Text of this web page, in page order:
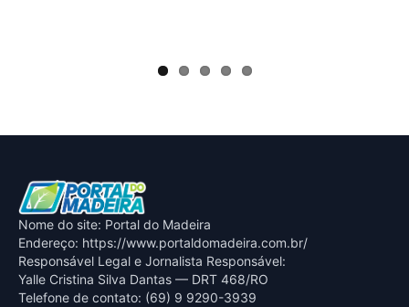
Nome do site: Portal do Madeira
Endereço: https://www.portaldomadeira.com.br/
Responsável Legal e Jornalista Responsável:
Yalle Cristina Silva Dantas — DRT 468/RO
Telefone de contato: (69) 9 9290-3939